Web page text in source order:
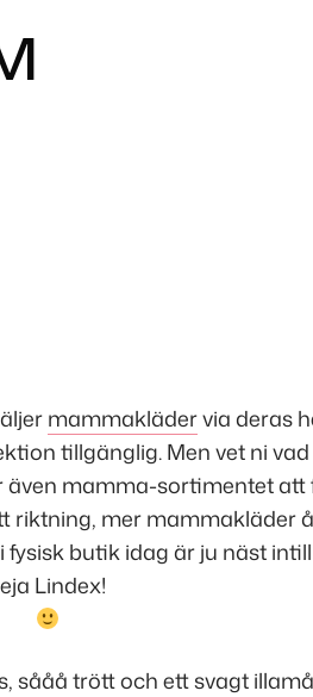
mammaklädervia deras
tillgänglig. Men vet ni
även mamma-sortimentet att
riktning, mer mammakläder
butik idag är ju näst
Lindex!
sååå trött och ett svagt